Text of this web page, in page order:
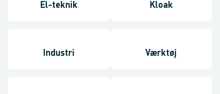
El-teknik Kloak
Industri Værktøj